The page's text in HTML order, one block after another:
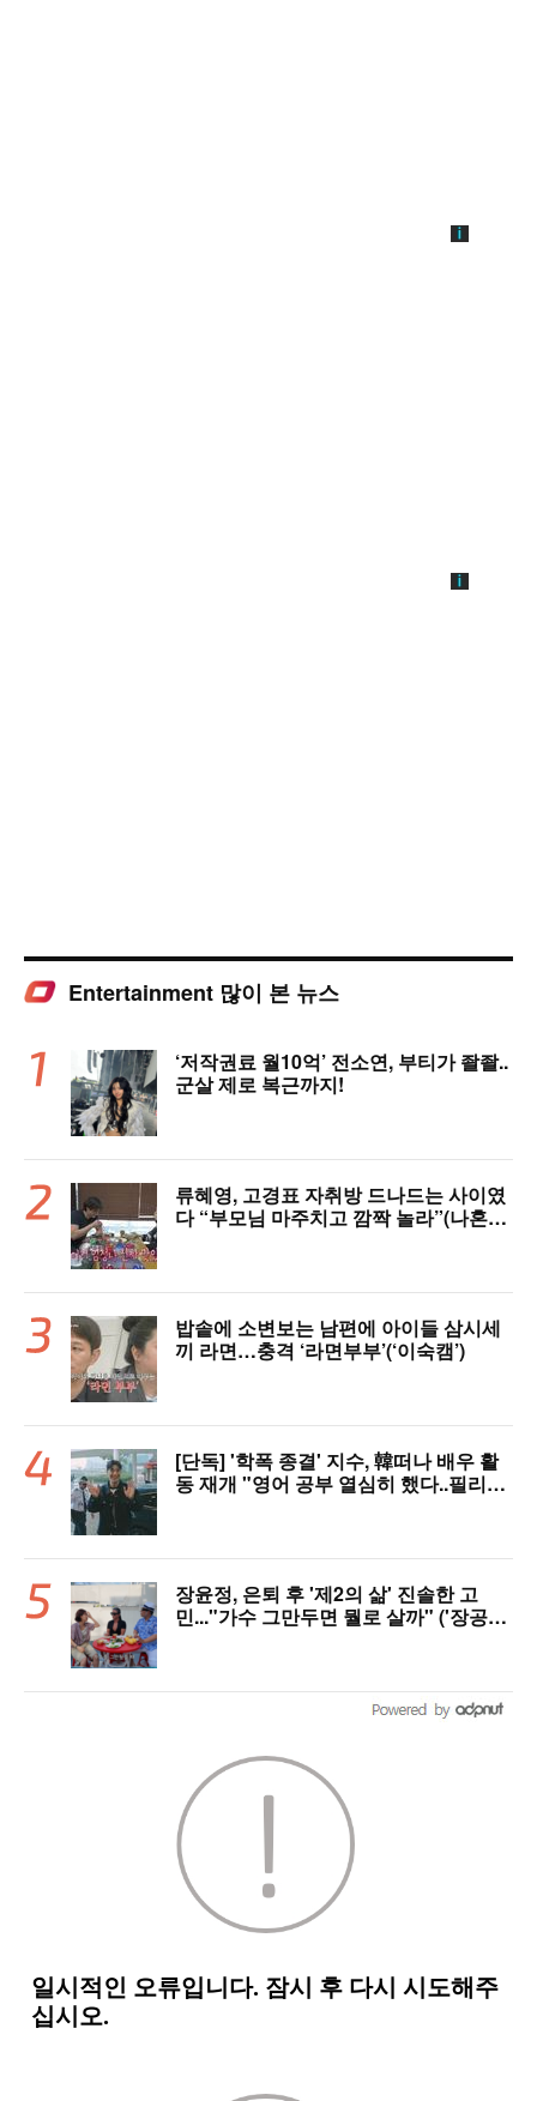
Entertainment 많이 본 뉴스
‘저작권료 월10억’ 전소연, 부티가 좔좔..
군살 제로 복근까지!
류혜영, 고경표 자취방 드나드는 사이였
다 “부모님 마주치고 깜짝 놀라”(나혼자
밥솥에 소변보는 남편에 아이들 삼시세
끼 라면…충격 ‘라면부부’(‘이숙캠’)
[단독] '학폭 종결' 지수, 韓떠나 배우 활
동 재개 "영어 공부 열심히 했다..필리핀
장윤정, 은퇴 후 '제2의 삶' 진솔한 고
민..."가수 그만두면 뭘로 살까" ('장공장